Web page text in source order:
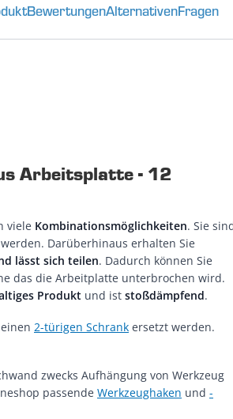
BewertungenAlternativenFragen
Arbeitsplatte - 12
viele Kombinationsmöglichkeiten. Sie
Darüberhinaus erhalten Sie
lässt sich teilen. Dadurch können Sie
das die Arbeitplatte unterbrochen wird.
Produkt und ist stoßdämpfend.
2-türigen Schrank ersetzt werden.
zwecks Aufhängung von Werkzeug
passende Werkzeughaken und -